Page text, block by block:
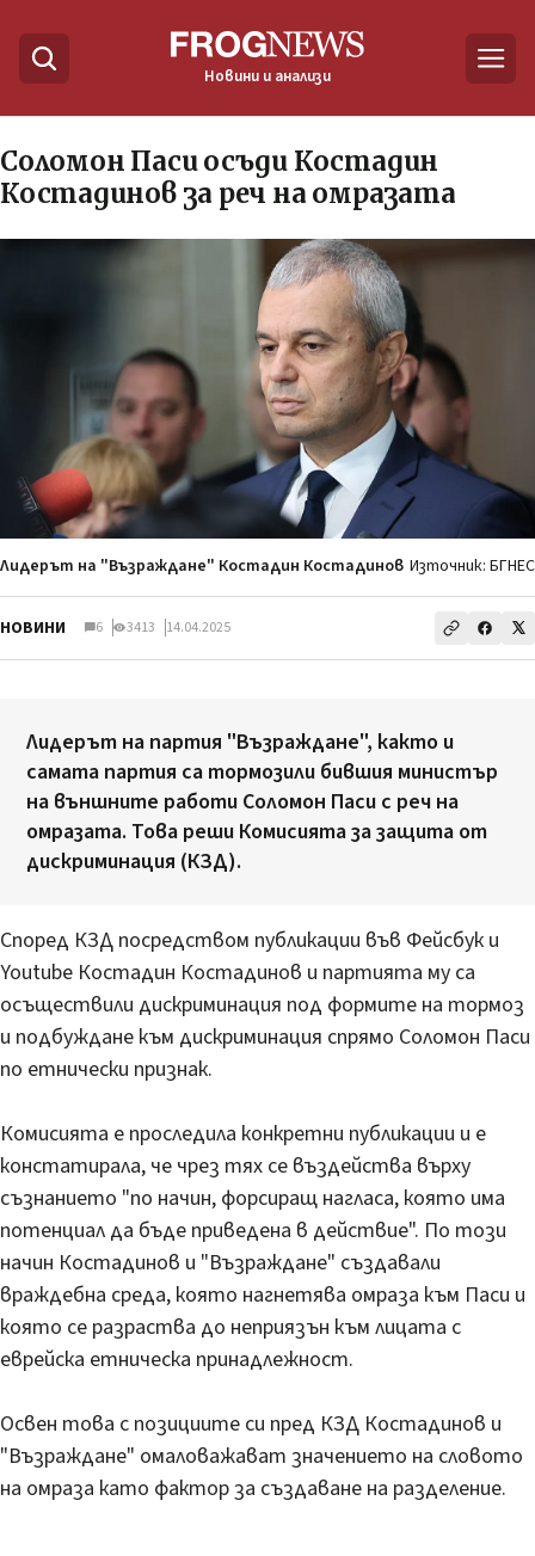
Новини и анализи
Соломон Паси осъди Костадин
Костадинов за реч на омразата
Лидерът на "Възраждане" Костадин Костадинов Източник: БГНЕС
НОВИНИ 6 3413 14.04.2025
Лидерът на партия "Възраждане", както и
самата партия са тормозили бившия министър
на външните работи Соломон Паси с реч на
омразата. Това реши Комисията за защита от
дискриминация (КЗД).
Според КЗД посредством публикации във Фейсбук и
Youtube Костадин Костадинов и партията му са
осъществили дискриминация под формите на тормоз
и подбуждане към дискриминация спрямо Соломон Паси
по етнически признак.
Комисията е проследила конкретни публикации и е
констатирала, че чрез тях се въздейства върху
съзнанието "по начин, форсиращ нагласа, която има
потенциал да бъде приведена в действие". По този
начин Костадинов и "Възраждане" създавали
враждебна среда, която нагнетява омраза към Паси и
която се разраства до неприязън към лицата с
еврейска етническа принадлежност.
Освен това с позициите си пред КЗД Костадинов и
"Възраждане" омаловажават значението на словото
на омраза като фактор за създаване на разделение.